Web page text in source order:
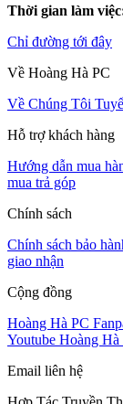
Thời gian làm
Chỉ đường tới đây
Về Hoàng Hà PC
Về Chúng Tôi
Hỗ trợ khách hàng
Hướng dẫn mua
mua trả góp
Chính sách
Chính sách bảo
giao nhận
Cộng đồng
Hoàng Hà PC
Youtube Hoàng Hà
Email liên hệ